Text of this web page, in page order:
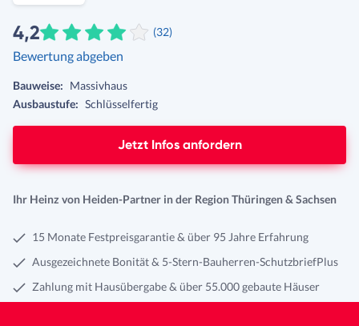
4,2 (32)
Bewertung abgeben
Bauweise: Massivhaus
Ausbaustufe: Schlüsselfertig
Jetzt Infos anfordern
Ihr Heinz von Heiden-Partner in der Region Thüringen & Sachsen
15 Monate Festpreisgarantie & über 95 Jahre Erfahrung
Ausgezeichnete Bonität & 5-Stern-Bauherren-SchutzbriefPlus
Zahlung mit Hausübergabe & über 55.000 gebaute Häuser